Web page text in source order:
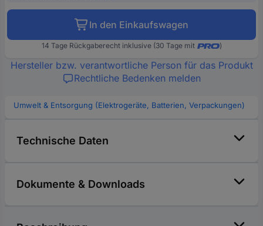
In den Einkaufswagen
14 Tage Rückgaberecht inklusive (30 Tage mit )
Hersteller bzw. verantwortliche Person für das Produkt
Rechtliche Bedenken melden
Umwelt & Entsorgung (Elektrogeräte, Batterien, Verpackungen)
Technische Daten
Dokumente & Downloads